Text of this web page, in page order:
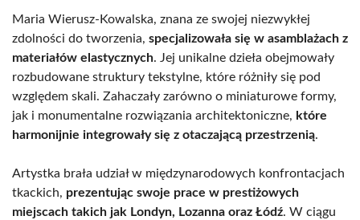
Maria Wierusz-Kowalska, znana ze swojej niezwykłej
zdolności do tworzenia, specjalizowała się w asamblażach z
materiałów elastycznych. Jej unikalne dzieła obejmowały
rozbudowane struktury tekstylne, które różniły się pod
względem skali. Zahaczały zarówno o miniaturowe formy,
jak i monumentalne rozwiązania architektoniczne, które
harmonijnie integrowały się z otaczającą przestrzenią.
Artystka brała udział w międzynarodowych konfrontacjach
tkackich, prezentując swoje prace w prestiżowych
miejscach takich jak Londyn, Lozanna oraz Łódź. W ciągu